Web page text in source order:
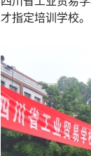
才指定培训学校。